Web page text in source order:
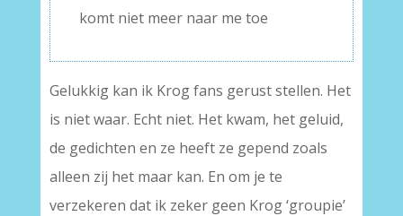
komt niet meer naar me toe
Gelukkig kan ik Krog fans gerust stellen. Het
is niet waar. Echt niet. Het kwam, het geluid,
de gedichten en ze heeft ze gepend zoals
alleen zij het maar kan. En om je te
verzekeren dat ik zeker geen Krog ‘groupie’